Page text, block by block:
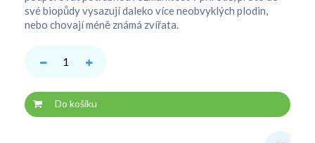
své biopůdy vysazují daleko více neobvyklých plodin,
nebo chovají méně známá zvířata.
Do košíku